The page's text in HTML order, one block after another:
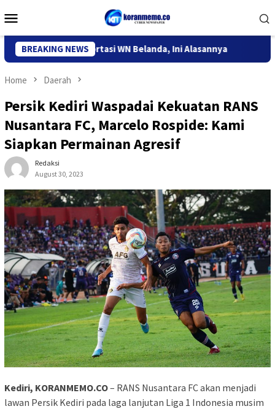
to
Menu
BREAKING NEWS
Deportasi WN Belanda, Ini Alasannya 9 Desa di 6
Home Daerah
Persik Kediri Waspadai Kekuatan RANS
Nusantara FC, Marcelo Rospide: Kami
Siapkan Permainan Agresif
Redaksi
August 30, 2023
Kediri, KORANMEMO.CO– RANS Nusantara FC akan menjadi
lawan Persik Kediri pada laga lanjutan Liga 1 Indonesia musim